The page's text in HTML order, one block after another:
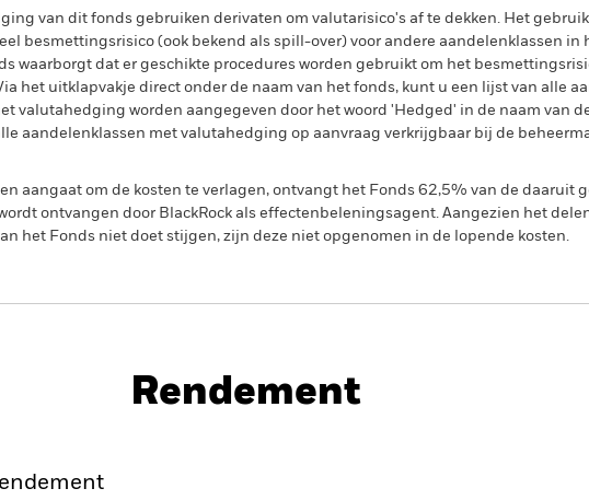
van dit fonds gebruiken derivaten om valutarisico's af te dekken. Het
besmettingsrisico (ook bekend als spill-over) voor andere aandelenklassen in
waarborgt dat er geschikte procedures worden gebruikt om het
het uitklapvakje direct onder de naam van het fonds, kunt u een lijst van alle
valutahedging worden aangegeven door het woord 'Hedged' in de naam van
aandelenklassen met valutahedging op aanvraag verkrijgbaar bij de
aangaat om de kosten te verlagen, ontvangt het Fonds 62,5% van de daaruit
ontvangen door BlackRock als effectenbeleningsagent. Aangezien het
het Fonds niet doet stijgen, zijn deze niet opgenomen in de lopende kosten.
Kerngegevens Managers
Rendement